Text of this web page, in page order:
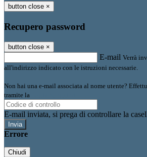
button close ×
Recupero password
button close ×
E-mail Verrà
all'indirizzo indicato con le istruzioni necessarie.
Non hai una e-mail associata al nome utente?
tramite la
E-mail inviata, si prega di controllare la
Errore
Chiudi